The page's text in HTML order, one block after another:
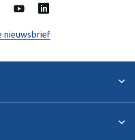
nieuwsbrief